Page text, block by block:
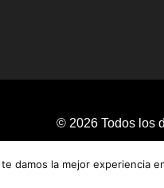
© 2026 Todos los
damos la mejor experiencia